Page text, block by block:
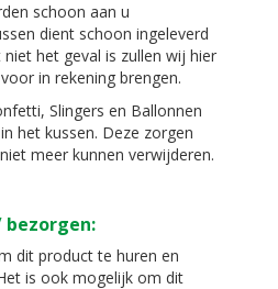
schoon aan u
dient schoon ingeleverd
het geval is zullen wij hier
in rekening brengen.
Slingers en Ballonnen
het kussen. Deze zorgen
meer kunnen verwijderen.
bezorgen:
dit product te huren en
is ook mogelijk om dit